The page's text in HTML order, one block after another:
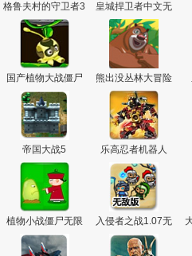
格鲁夫村的守卫者3
中文版
皇城捍卫者中文无
敌版
国产植物大战僵尸 熊出没丛林大冒险
帝国大战5 乐高忍者机器人
植物小战僵尸无限
版
入侵者之战1.07无
敌版